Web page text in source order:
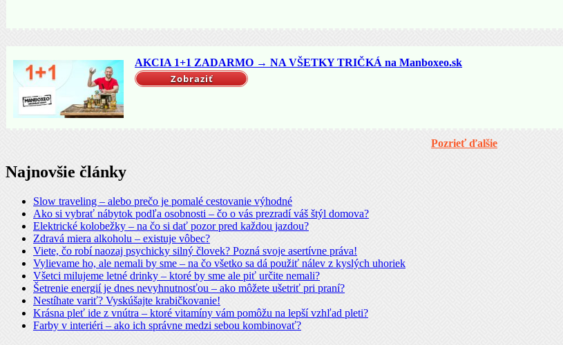
AKCIA 1+1 ZADARMO → NA VŠETKY TRIČKÁ na Manboxeo.sk
Zobraziť
Pozrieť ďalšie
Najnovšie články
Slow traveling – alebo prečo je pomalé cestovanie výhodné
Ako si vybrať nábytok podľa osobnosti – čo o vás prezradí váš štýl domova?
Elektrické kolobežky – na čo si dať pozor pred každou jazdou?
Zdravá miera alkoholu – existuje vôbec?
Viete, čo robí naozaj psychicky silný človek? Pozná svoje asertívne práva!
Vylievame ho, ale nemali by sme – na čo všetko sa dá použiť nálev z kyslých uhoriek
Všetci milujeme letné drinky – ktoré by sme ale piť určite nemali?
Šetrenie energií je dnes nevyhnutnosťou – ako môžete ušetriť pri praní?
Nestíhate variť? Vyskúšajte krabičkovanie!
Krásna pleť ide z vnútra – ktoré vitamíny vám pomôžu na lepší vzhľad pleti?
Farby v interiéri – ako ich správne medzi sebou kombinovať?